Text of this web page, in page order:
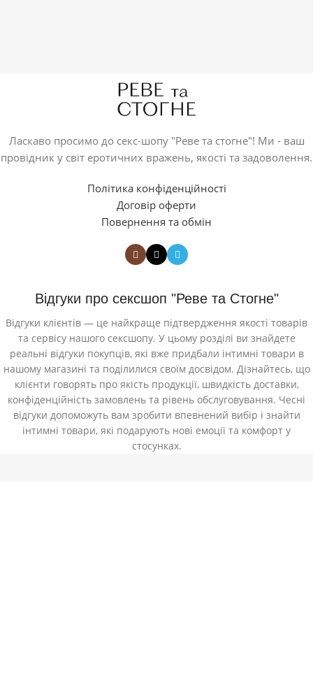
Ласкаво просимо до секс-шопу "Реве та стогне"! Ми - ваш
провідник у світ еротичних вражень, якості та задоволення.
Політика конфіденційності
Договір оферти
Повернення та обмін
Відгуки про сексшоп "Реве та Стогне"
Відгуки клієнтів — це найкраще підтвердження якості товарів
та сервісу нашого сексшопу. У цьому розділі ви знайдете
реальні відгуки покупців, які вже придбали інтимні товари в
нашому магазині та поділилися своїм досвідом. Дізнайтесь, що
клієнти говорять про якість продукції, швидкість доставки,
конфіденційність замовлень та рівень обслуговування. Чесні
відгуки допоможуть вам зробити впевнений вибір і знайти
інтимні товари, які подарують нові емоції та комфорт у
стосунках.